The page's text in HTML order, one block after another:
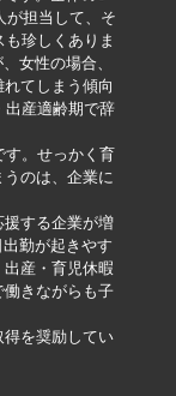
が担当して、そ
珍しくありま
女性の場合、
てしまう傾向
出産適齢期で辞
す。せっかく育
のは、企業に
する企業が増
勤が起きやす
産・育児休暇
きながらも子
を奨励してい